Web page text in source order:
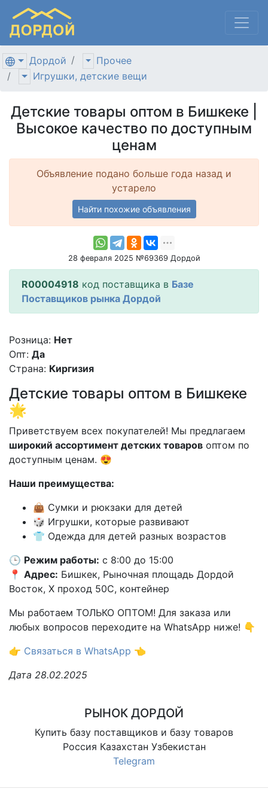
Дордой
Прочее
Игрушки, детские вещи
Детские товары оптом в Бишкеке |
Высокое качество по доступным
ценам
Объявление подано больше года назад и
устарело
Найти похожие объявления
28 февраля 2025 №69369 Дордой
R00004918 код поставщика в Базе
Поставщиков рынка Дордой
Розница: Нет
Опт: Да
Страна: Киргизия
Детские товары оптом в Бишкеке
🌟
Приветствуем всех покупателей! Мы предлагаем
широкий ассортимент детских товаров оптом по
доступным ценам. 😍
Наши преимущества:
👜 Сумки и рюкзаки для детей
🎲 Игрушки, которые развивают
👕 Одежда для детей разных возрастов
🕒 Режим работы: с 8:00 до 15:00
📍 Адрес: Бишкек, Рыночная площадь Дордой
Восток, X проход 50С, контейнер
Мы работаем ТОЛЬКО ОПТОМ! Для заказа или
любых вопросов переходите на WhatsApp ниже! 👇
👉 Связаться в WhatsApp 👈
Дата 28.02.2025
РЫНОК ДОРДОЙ
Купить базу поставщиков и базу товаров
Россия Казахстан Узбекистан
Telegram